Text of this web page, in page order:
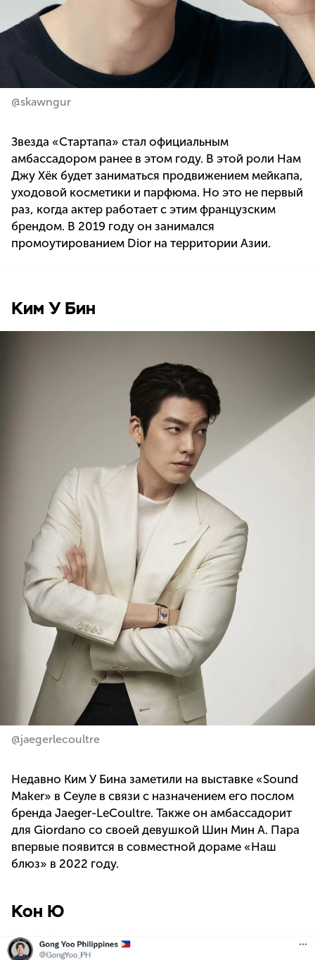
@skawngur
Звезда «Стартапа» стал официальным
амбассадором ранее в этом году. В этой роли Нам
Джу Хёк будет заниматься продвижением мейкапа,
уходовой косметики и парфюма. Но это не первый
раз, когда актер работает с этим французским
брендом. В 2019 году он занимался
промоутированием Dior на территории Азии.
Ким У Бин
@jaegerlecoultre
Недавно Ким У Бина заметили на выставке «Sound
Maker» в Сеуле в связи с назначением его послом
бренда Jaeger-LeCoultre. Также он амбассадорит
для Giordano со своей девушкой Шин Мин А. Пара
впервые появится в совместной дораме «Наш
блюз» в 2022 году.
Кон Ю